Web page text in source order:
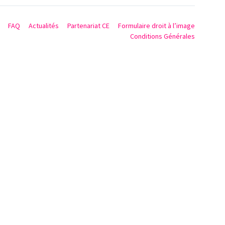
FAQ Actualités Partenariat CE
Formulaire droit à l’image
Conditions Générales